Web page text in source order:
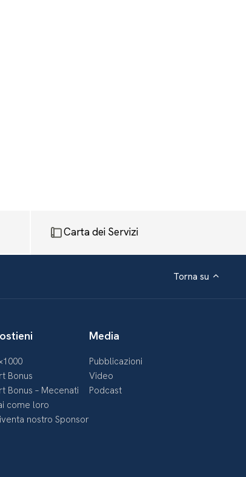
Carta dei Servizi
Torna su
Bonus
Bonus – Mecenati
come loro
nostro Sponsor
Media
Pubblicazioni
Video
Podcast